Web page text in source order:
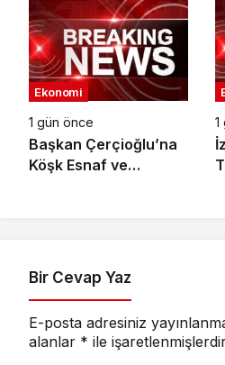
Türkiye’deki tek yetkili
distribütörü oldu
Ekonomi
1 gün önce
Başkan Çerçioğlu’na
Köşk Esnaf ve
1
Bir Cevap Yaz
E-posta adresiniz
alanlar * ile